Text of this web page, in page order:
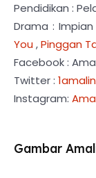
Pendidikan :
Drama :
You,Pinggan
Facebook :
Twitter :
Instagram:
Gambar